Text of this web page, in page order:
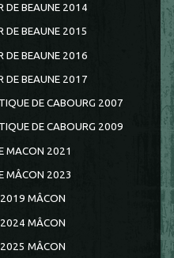
DE BEAUNE 2014
DE BEAUNE 2015
DE BEAUNE 2016
DE BEAUNE 2017
DE CABOURG 2007
DE CABOURG 2009
MACON 2021
MÂCON 2023
2019 MÂCON
2024 MÂCON
2025 MÂCON